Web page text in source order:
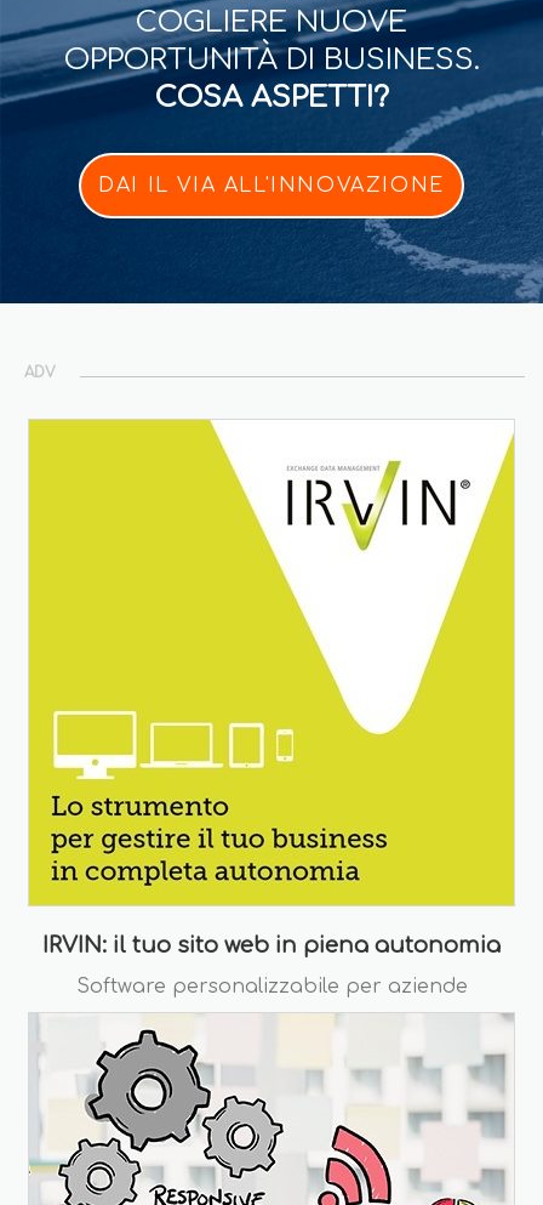
COGLIERE NUOVE
OPPORTUNITÀ DI BUSINESS.
COSA ASPETTI?
DAI IL VIA ALL'INNOVAZIONE
ADV
IRVIN: il tuo sito web in piena autonomia
Software personalizzabile per aziende